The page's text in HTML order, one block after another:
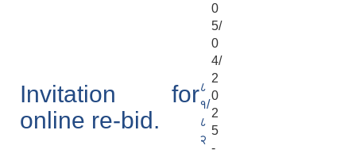
Invitation for
online re-bid.
८
१/
८
२
0
5/
0
4/
2
0
2
5
-